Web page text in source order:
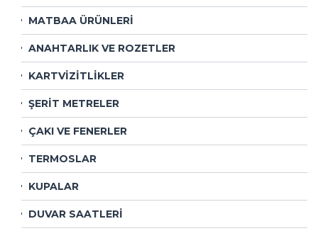
MATBAA ÜRÜNLERİ
ANAHTARLIK VE ROZETLER
KARTVİZİTLİKLER
ŞERİT METRELER
ÇAKI VE FENERLER
TERMOSLAR
KUPALAR
DUVAR SAATLERİ